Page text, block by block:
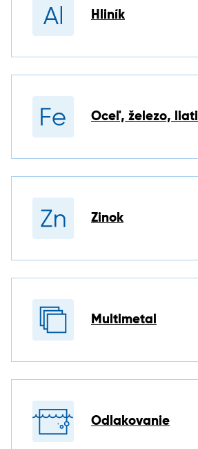
Hliník
Oceľ, železo,
Zinok
Multimetal
Odlakovanie